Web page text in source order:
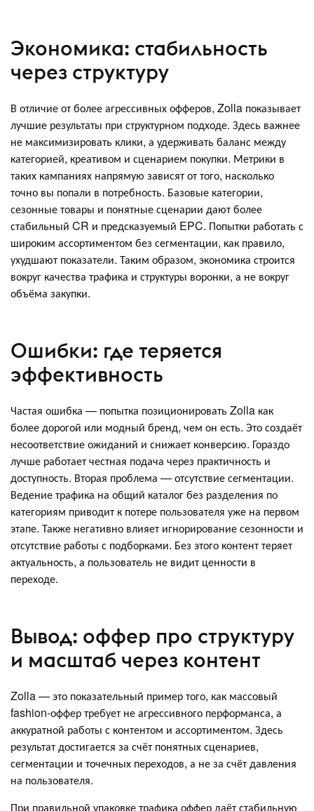
Экономика: стабильность
через структуру
В отличие от более агрессивных офферов, Zolla показывает
лучшие результаты при структурном подходе. Здесь важнее
не максимизировать клики, а удерживать баланс между
категорией, креативом и сценарием покупки. Метрики в
таких кампаниях напрямую зависят от того, насколько
точно вы попали в потребность. Базовые категории,
сезонные товары и понятные сценарии дают более
стабильный CR и предсказуемый EPC. Попытки работать с
широким ассортиментом без сегментации, как правило,
ухудшают показатели. Таким образом, экономика строится
вокруг качества трафика и структуры воронки, а не вокруг
объёма закупки.
Ошибки: где теряется
эффективность
Частая ошибка — попытка позиционировать Zolla как
более дорогой или модный бренд, чем он есть. Это создаёт
несоответствие ожиданий и снижает конверсию. Гораздо
лучше работает честная подача через практичность и
доступность. Вторая проблема — отсутствие сегментации.
Ведение трафика на общий каталог без разделения по
категориям приводит к потере пользователя уже на первом
этапе. Также негативно влияет игнорирование сезонности и
отсутствие работы с подборками. Без этого контент теряет
актуальность, а пользователь не видит ценности в
переходе.
Вывод: оффер про структуру
и масштаб через контент
Zolla — это показательный пример того, как массовый
fashion-оффер требует не агрессивного перформанса, а
аккуратной работы с контентом и ассортиментом. Здесь
результат достигается за счёт понятных сценариев,
сегментации и точечных переходов, а не за счёт давления
на пользователя.
При правильной упаковке трафика оффер даёт стабильную